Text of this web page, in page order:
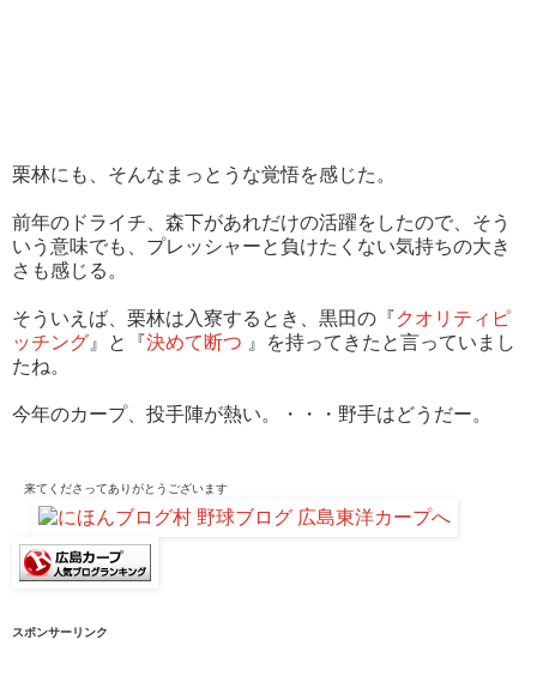
栗林にも、そんなまっとうな覚悟を感じた。
前年のドライチ、森下があれだけの活躍をしたので、そう
いう意味でも、プレッシャーと負けたくない気持ちの大き
さも感じる。
そういえば、栗林は入寮するとき、黒田の『クオリティピ
ッチング 』と『決めて断つ 』を持ってきたと言っていまし
たね。
今年のカープ、投手陣が熱い。・・・野手はどうだー。
来てくださってありがとうございます
スポンサーリンク